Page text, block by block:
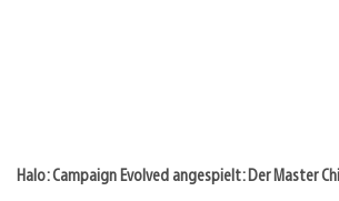
Halo: Campaign Evolved angespielt: Der Master